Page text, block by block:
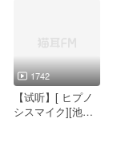
配する‼︎
ェネレーション‼︎
1742
【试听】[ ヒプノ
シスマイク][池袋